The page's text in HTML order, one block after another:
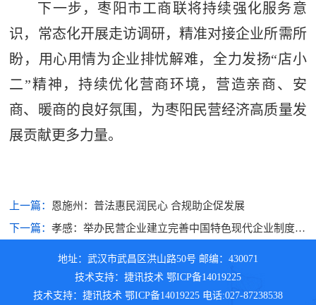
下一步，枣阳市工商联将持续强化服务意
识，常态化开展走访调研，精准对接企业所需所
盼，用心用情为企业排忧解难，全力发扬“店小
二”精神，持续优化营商环境，营造亲商、安
商、暖商的良好氛围，为枣阳民营经济高质量发
展贡献更多力量。
上一篇： 恩施州：普法惠民润民心 合规助企促发展
下一篇：孝感：举办民营企业建立完善中国特色现代企业制度暨
地址：武汉市武昌区洪山路50号 邮编：430071
技术支持：捷讯技术 鄂ICP备14019225
技术支持：捷讯技术 鄂ICP备14019225 电话:027-87238538